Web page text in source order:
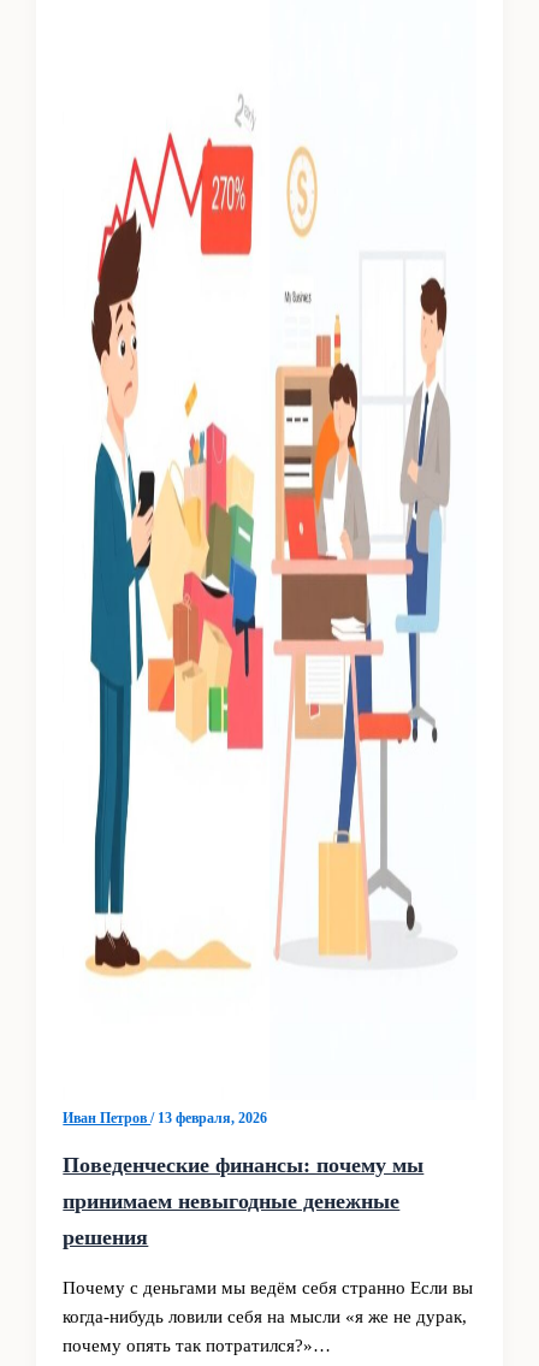
Иван Петров/ 13 февраля, 2026
Поведенческие финансы: почему мы
принимаем невыгодные денежные
решения
Почему с деньгами мы ведём себя странно Если вы
когда‑нибудь ловили себя на мысли «я же не дурак,
почему опять так потратился?»…